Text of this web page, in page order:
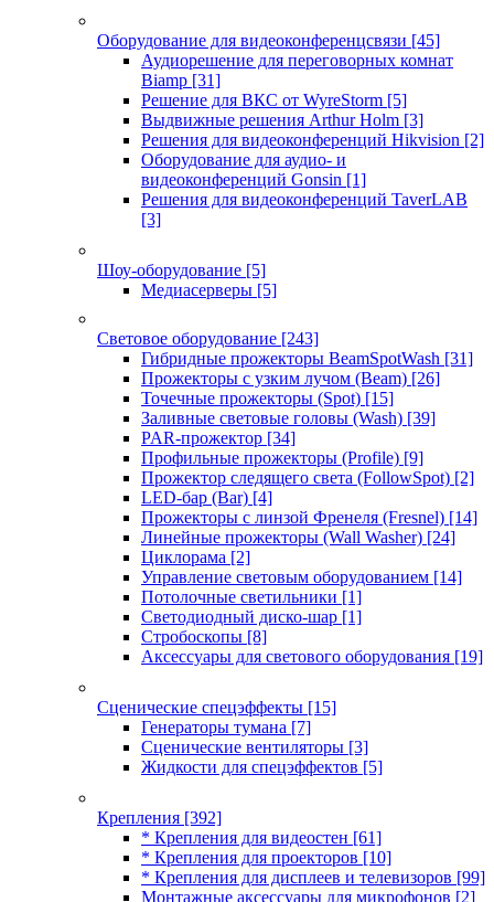
Оборудование для видеоконференцсвязи [45]
Аудиорешение для переговорных комнат
Biamp [31]
Решение для ВКС от WyreStorm [5]
Выдвижные решения Arthur Holm [3]
Решения для видеоконференций Hikvision [2]
Оборудование для аудио- и
видеоконференций Gonsin [1]
Решения для видеоконференций TaverLAB
[3]
Шоу-оборудование [5]
Медиасерверы [5]
Световое оборудование [243]
Гибридные прожекторы BeamSpotWash [31]
Прожекторы с узким лучом (Beam) [26]
Точечные прожекторы (Spot) [15]
Заливные световые головы (Wash) [39]
PAR-прожектор [34]
Профильные прожекторы (Profile) [9]
Прожектор следящего света (FollowSpot) [2]
LED-бар (Bar) [4]
Прожекторы с линзой Френеля (Fresnel) [14]
Линейные прожекторы (Wall Washer) [24]
Циклорама [2]
Управление световым оборудованием [14]
Потолочные светильники [1]
Светодиодный диско-шар [1]
Стробоскопы [8]
Аксессуары для светового оборудования [19]
Сценические спецэффекты [15]
Генераторы тумана [7]
Сценические вентиляторы [3]
Жидкости для спецэффектов [5]
Крепления [392]
* Крепления для видеостен [61]
* Крепления для проекторов [10]
* Крепления для дисплеев и телевизоров [99]
Монтажные аксессуары для микрофонов [2]